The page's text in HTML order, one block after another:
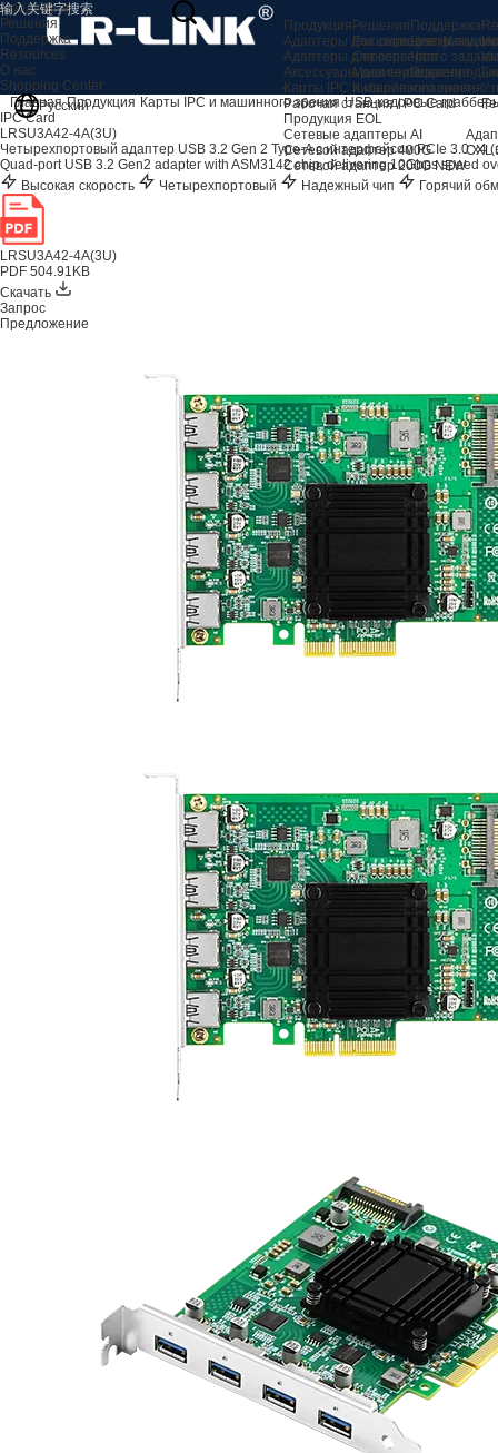
Продукция
Адаптеры для серверов AI
Адаптеры для серверов
Аксессуары для сервера
Карты IPC и машинного зрения
Рабочая станция / PC Card
Продукция EOL
Сетевые адаптеры AI
Сетевой адаптер 400G
Сетевой адаптер 200GNEW
CXL
Решения
Расширение
Сервер
Машинное зрение
Кибербезопасность
Поддержка
Центр
Часто
Продукция
Решения
Поддержка
Resources
О нас
Shopping Center
Русский
Главная Продукция Карты IPC и машинного зрения USB-кадровые
IPC Card
LRSU3A42-4A(3U)
Четырехпортовый адаптер USB 3.2 Gen 2 Type-A с интерфейсом PCIe 3.0 x4
Quad-port USB 3.2 Gen2 adapter with ASM3142 chip, delivering 10Gbps speed
Высокая скорость
Четырехпортовый Надежный чип Горячий
LRSU3A42-4A(3U)
PDF 504.91KB
Скачать
Запрос
Предложение